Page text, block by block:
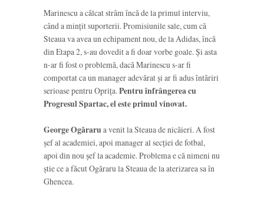
Marinescu a călcat strâm încă de la primul interviu,
când a mințit suporterii. Promisiunile sale, cum că
Steaua va avea un echipament nou, de la Adidas, încă
din Etapa 2, s-au dovedit a fi doar vorbe goale. Și asta
n-ar fi fost o problemă, dacă Marinescu s-ar fi
comportat ca un manager adevărat și ar fi adus întăriri
serioase pentru Oprița. Pentru înfrângerea cu
Progresul Spartac, el este primul vinovat.
George Ogărarua venit la Steaua de nicăieri. A fost
șef al academiei, apoi manager al secției de fotbal,
apoi din nou șef la academie. Problema e că nimeni nu
știe ce a făcut Ogăraru la Steaua de la aterizarea sa în
Ghencea.